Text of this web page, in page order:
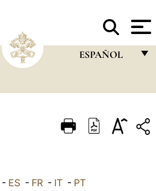
ESPAÑOL
ITALIANO
- ES - FR - IT - PT